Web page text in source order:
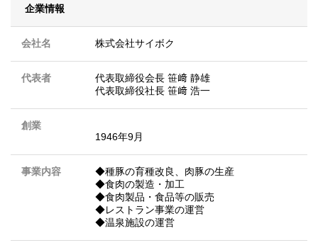
企業情報
会社名 株式会社サイボク
代表者
代表取締役会長 笹﨑 静雄
代表取締役社長 笹﨑 浩一
創業
1946年9月
事業内容
◆種豚の育種改良、肉豚の生産
◆食肉の製造・加工
◆食肉製品・食品等の販売
◆レストラン事業の運営
◆温泉施設の運営